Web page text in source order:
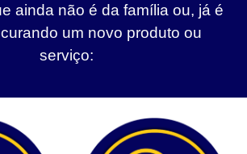
ainda não é da família ou, já é
um novo produto ou
serviço: